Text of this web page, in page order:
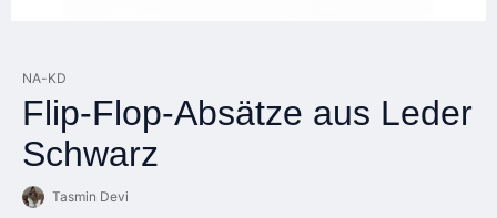
NA-KD
Flip-Flop-Absätze aus Leder
Schwarz
Tasmin Devi